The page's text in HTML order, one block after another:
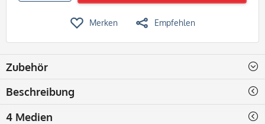
Merken Empfehlen
Zubehör
Beschreibung
4 Medien